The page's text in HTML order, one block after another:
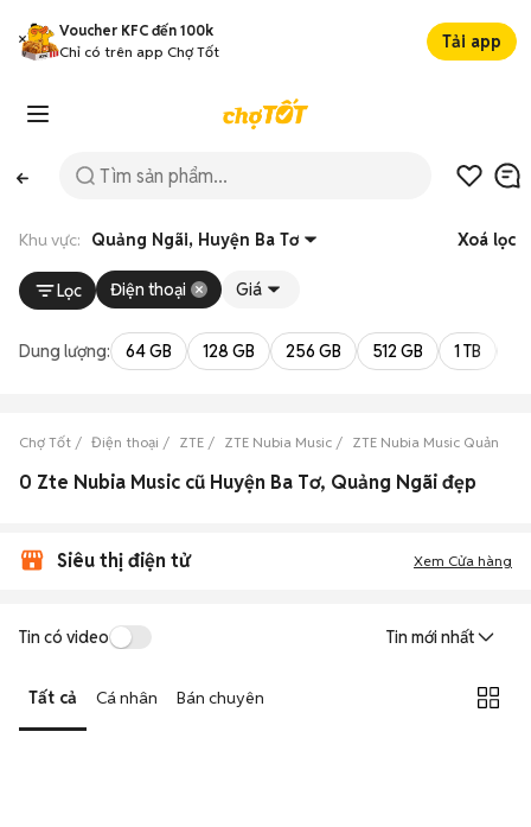
Voucher KFC đến 100k
Chỉ có trên app Chợ Tốt
Tải app
Khu vực: Quảng Ngãi, Huyện Ba Tơ Xoá lọc
Lọc Điện thoại Giá
Dung lượng: 64 GB 128 GB 256 GB 512 GB 1 TB
Chợ Tốt Điện thoại ZTE ZTE Nubia Music ZTE Nubia Music Quảng
0 Zte Nubia Music cũ Huyện Ba Tơ, Quảng Ngãi đẹp
Siêu thị điện tử Xem Cửa hàng
Tin có video Tin mới nhất
Tất cả Cá nhân Bán chuyên